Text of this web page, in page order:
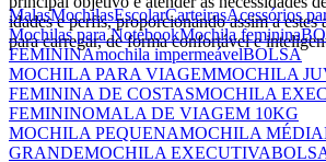
idades e perfis, proporcionando assim a estes
para carregar, de forma confortável e
MalasMochilasEscolarCarteirasAcessórios
Mochilas para NotebookMochila feminina
FEMININAmochila impermeávelBOLSA
MOCHILA PARA VIAGEMMOCHILA
FEMININA DE COSTASMOCHILA
FEMININOMALA DE VIAGEM 10KG
MOCHILA PEQUENAMOCHILA MÉDIA
GRANDEMOCHILA EXECUTIVA